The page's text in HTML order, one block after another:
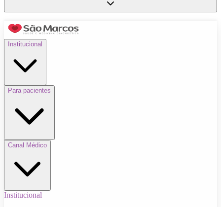
Institucional
Para pacientes
Canal Médico
Institucional